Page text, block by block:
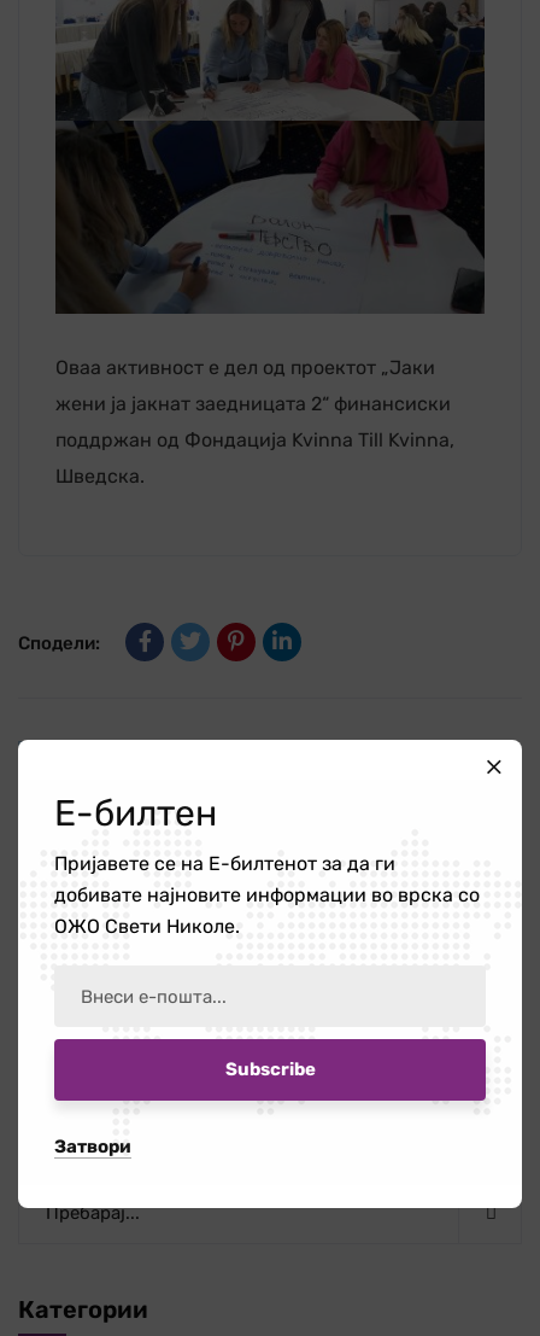
Оваа активност е дел од проектот „Јаки
жени ја јакнат заедницата 2“ финансиски
поддржан од Фондација Kvinna Till Kvinna,
Шведска.
Сподели:
Кампања за Октомври-месец за
борба против рак на дојка
Следно
Работилница: Grocery Games:
Пребарај
Категории
Е-билтен
Пријавете се на Е-билтенот за да ги
добивате најновите информации во врска со
ОЖО Свети Николе.
Затвори